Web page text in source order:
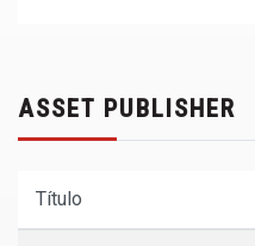
ASSET PUBLISHER
Título